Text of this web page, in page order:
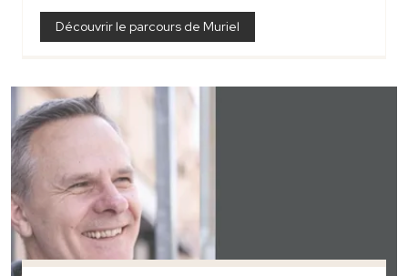
Découvrir le parcours de Muriel